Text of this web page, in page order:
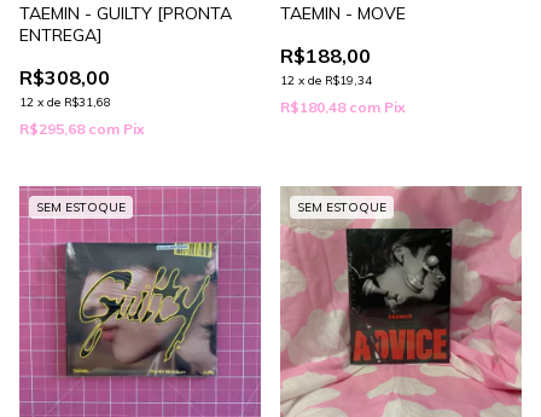
TAEMIN - GUILTY [PRONTA
ENTREGA]
R$308,00
12 x de R$31,68
R$295,68 com Pix
TAEMIN - MOVE
R$188,00
12 x de R$19,34
R$180,48 com Pix
SEM ESTOQUE SEM ESTOQUE